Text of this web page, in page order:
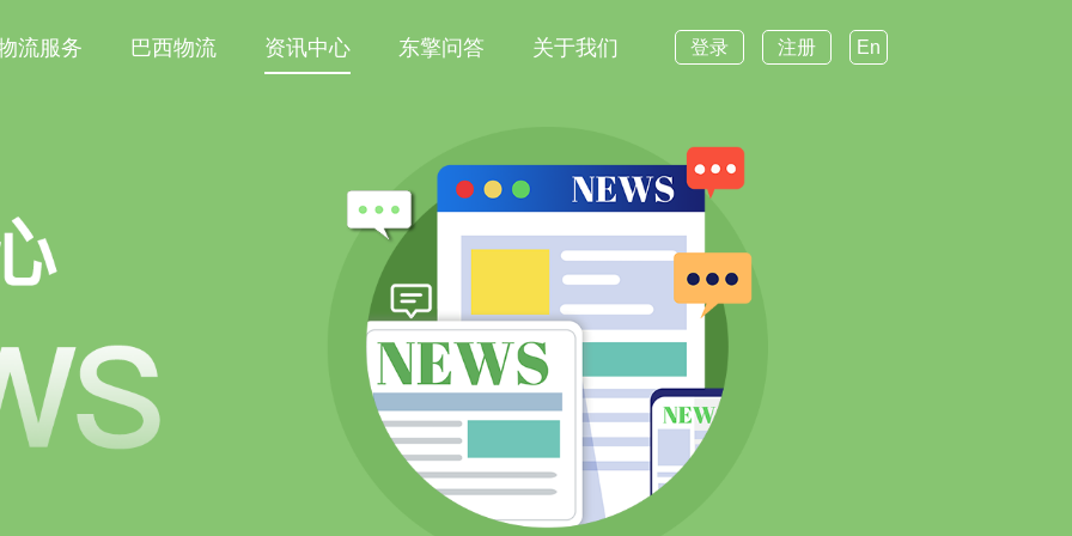
流服务 巴西物流 资讯中心 东擎问答 关于我们 登录 注册 En